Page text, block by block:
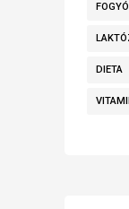
DIETA